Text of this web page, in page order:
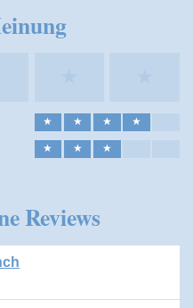
★ ★ ★ ★
★ ★ ★
Reviews